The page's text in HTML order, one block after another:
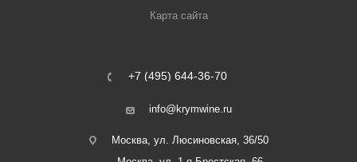
Карта сайта
+7 (495) 644-36-70
info@krymwine.ru
Москва, ул. Люсиновская, 36/50